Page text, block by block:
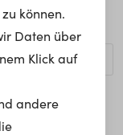
suchen?
können.
Daten über
Klick auf
andere